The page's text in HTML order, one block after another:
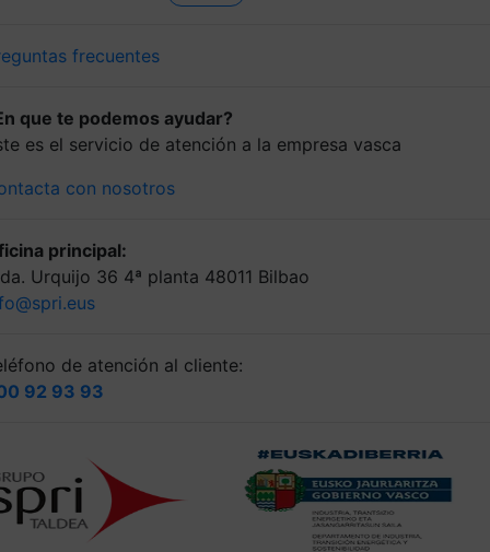
frecuentes
que te podemos ayudar?
es el servicio de atención a la empresa vasca
con nosotros
principal:
Urquijo 36 4ª planta 48011 Bilbao
de atención al cliente:
92 93 93